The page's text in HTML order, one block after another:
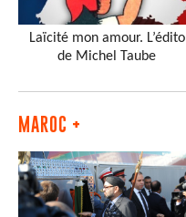
Laïcité mon amour. L’édito
de Michel Taube
MAROC +